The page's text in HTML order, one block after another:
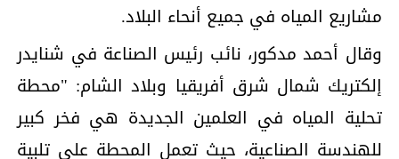
مشاريع المياه في جميع أنحاء البلاد.
وقال أحمد مدكور، نائب رئيس الصناعة في شنايدر
إلكتريك شمال شرق أفريقيا وبلاد الشام: "محطة
تحلية المياه في العلمين الجديدة هي فخر كبير
للهندسة الصناعية، حيث تعمل المحطة على تلبية